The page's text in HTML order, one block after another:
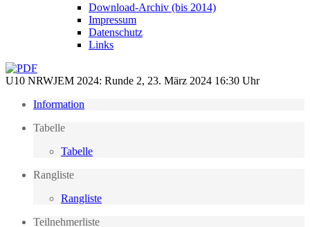
Download-Archiv (bis 2014)
Impressum
Datenschutz
Links
U10 NRWJEM 2024: Runde 2, 23. März 2024 16:30 Uhr
Information
Tabelle
Tabelle
Rangliste
Rangliste
Teilnehmerliste